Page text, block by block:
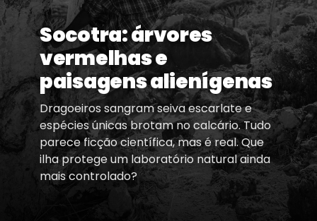
Socotra: árvores
vermelhas e
paisagens alienígenas
Dragoeiros sangram seiva escarlate e
espécies únicas brotam no calcário. Tudo
parece ficção científica, mas é real. Que
ilha protege um laboratório natural ainda
mais controlado?